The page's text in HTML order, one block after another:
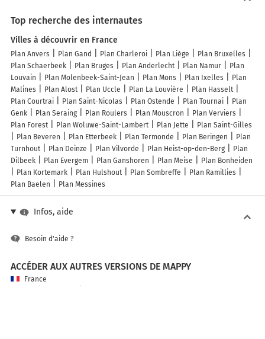
Top recherche des internautes
Villes à découvrir en France
Plan Anvers Plan Gand Plan Charleroi Plan Liège
Plan Bruxelles
Plan Schaerbeek
Plan Bruges Plan Anderlecht Plan Namur
Plan
Louvain
Plan Molenbeek-Saint-Jean Plan Mons Plan Ixelles
Plan
Malines
Plan Alost Plan Uccle Plan La Louvière
Plan Hasselt
Plan Courtrai
Plan Saint-Nicolas Plan Ostende Plan Tournai
Plan
Genk
Plan Seraing Plan Roulers Plan Mouscron
Plan Verviers
Plan Forest
Plan Woluwe-Saint-Lambert Plan Jette
Plan Saint-Gilles
Plan Beveren
Plan Etterbeek Plan Termonde Plan Beringen
Plan
Turnhout
Plan Deinze Plan Vilvorde Plan Heist-op-den-Berg
Plan
Dilbeek
Plan Evergem Plan Ganshoren Plan Meise
Plan Bonheiden
Plan Kortemark
Plan Hulshout Plan Sombreffe
Plan Ramillies
Plan Baelen
Plan Messines
Infos, aide
Besoin d'aide ?
ACCÉDER AUX AUTRES VERSIONS DE MAPPY
France